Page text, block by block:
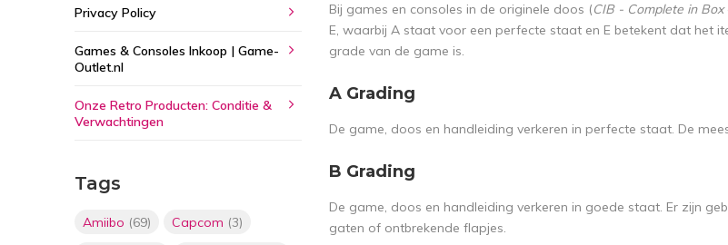
Bij games en consoles in de originele doos (CIB - Complete in Box
E, waarbij A staat voor een perfecte staat en E betekent dat het
grade van de game is.
A Grading
De game, doos en handleiding verkeren in perfecte staat. De
B Grading
De game, doos en handleiding verkeren in goede staat. Er zijn
gaten of ontbrekende flapjes.
Privacy Policy
Games & Consoles Inkoop | Game-
Outlet.nl
Onze Retro Producten: Conditie &
Verwachtingen
Tags
Amiibo (69) Capcom (3)